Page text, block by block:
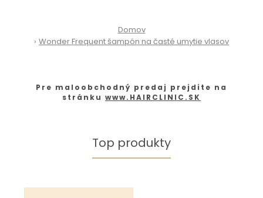
Domov
Wonder Frequent šampón na časté umytie vlasov
Pre maloobchodný predaj prejdite na
stránku www.HAIRCLINIC.SK
Top produkty